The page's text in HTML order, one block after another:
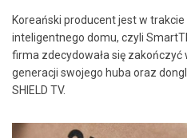
Koreański producent jest w
inteligentnego domu, czyli
firma zdecydowała się zakończyć
generacji swojego huba oraz
SHIELD TV.